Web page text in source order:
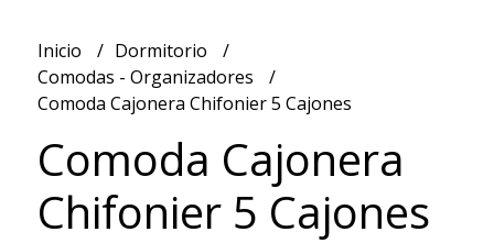
Inicio
Dormitorio
Comodas - Organizadores
Comoda Cajonera Chifonier 5 Cajones
Comoda Cajonera
Chifonier 5 Cajones